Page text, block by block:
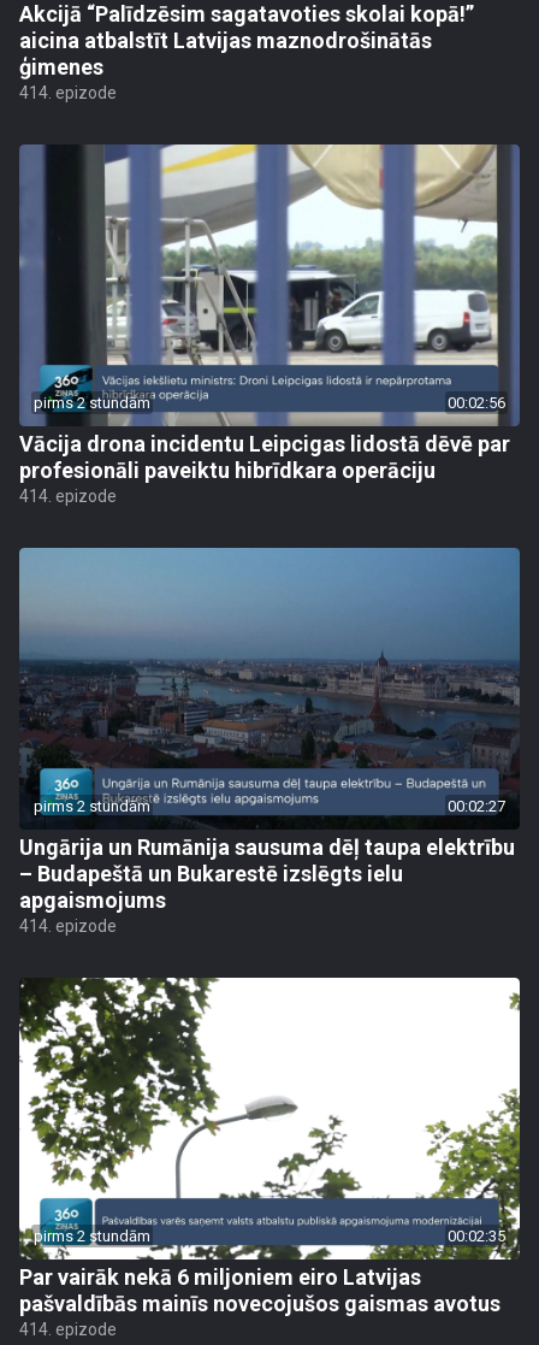
Akcijā “Palīdzēsim sagatavoties skolai kopā!”
aicina atbalstīt Latvijas maznodrošinātās
ģimenes
414. epizode
pirms 2 stundām 00:02:56
Vācija drona incidentu Leipcigas lidostā dēvē par
profesionāli paveiktu hibrīdkara operāciju
414. epizode
pirms 2 stundām 00:02:27
Ungārija un Rumānija sausuma dēļ taupa elektrību
– Budapeštā un Bukarestē izslēgts ielu
apgaismojums
414. epizode
pirms 2 stundām 00:02:35
Par vairāk nekā 6 miljoniem eiro Latvijas
pašvaldībās mainīs novecojušos gaismas avotus
414. epizode